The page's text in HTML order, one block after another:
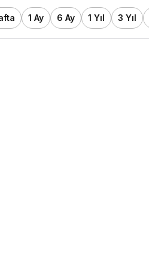
1 Ay 6 Ay 1 Yıl 3 Yıl